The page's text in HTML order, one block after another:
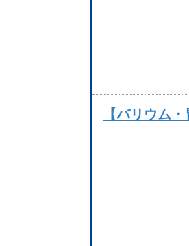
【バリウム